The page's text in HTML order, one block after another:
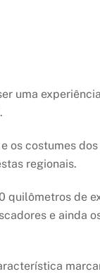
uma
os costumes
regionais.
quilômetros de
e ainda